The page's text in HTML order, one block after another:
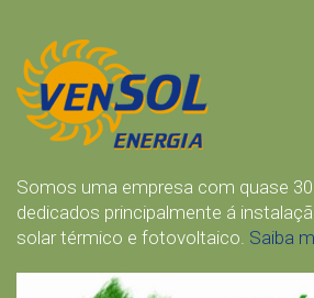
Somos uma empresa com quase
dedicados principalmente á
solar térmico e fotovoltaico. Saiba